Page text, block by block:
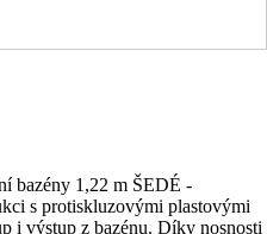
bazény 1,22 m ŠEDÉ -
s protiskluzovými plastovými
i výstup z bazénu. Díky nosnosti